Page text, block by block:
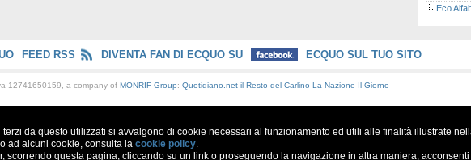
Eco
Eco
ISPRA -
La
FEED RSS DIVENTA FAN DI ECQUO SU ECQUO SUL TUO SITO
12741650159, a company of MONRIF Group: Quotidiano.net il Resto del Carlino La Nazione Il Giorno
terzi da questo utilizzati si avvalgono di cookie necessari al funzionamento ed utili alle finalità illustrate
ad alcuni cookie, consulta la cookie policy.
scorrendo questa pagina, cliccando su un link o proseguendo la navigazione in altra maniera, acconsenti